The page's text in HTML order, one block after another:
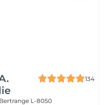
134
Bertrange L-8050